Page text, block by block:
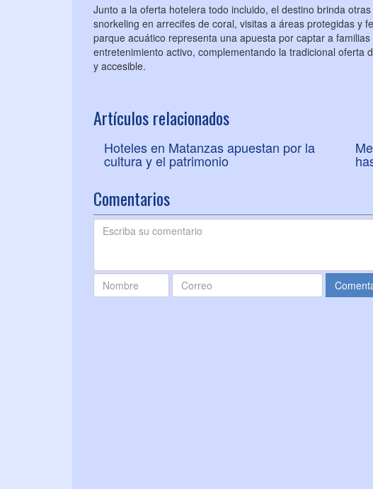
Junto a la oferta hotelera todo incluido, el destino brinda
snorkeling en arrecifes de coral, visitas a áreas protegidas y
parque acuático representa una apuesta por captar a
entretenimiento activo, complementando la tradicional oferta
y accesible.
Artículos relacionados
Hoteles en Matanzas apuestan por la
cultura y el patrimonio
Comentarios